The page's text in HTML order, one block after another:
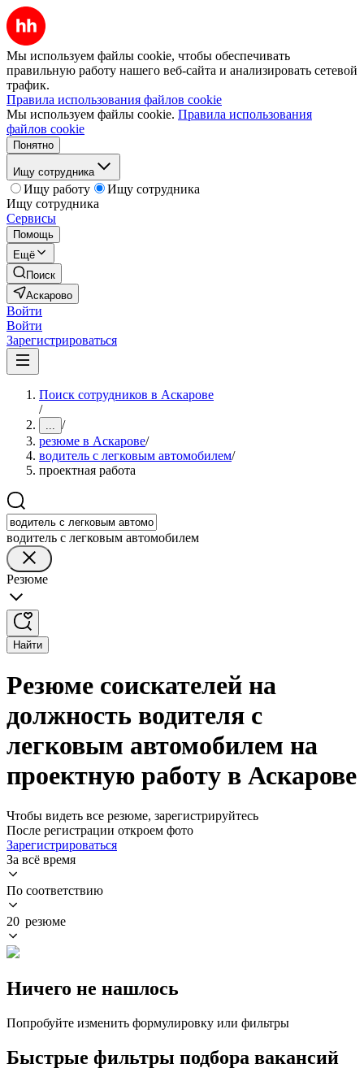
Мы используем файлы cookie, чтобы обеспечивать
правильную работу нашего веб-сайта и анализировать сетевой
трафик.
Правила использования файлов cookie
Мы используем файлы cookie. Правила использования
файлов cookie
Понятно
Ищу сотрудника
Ищу работу
Ищу сотрудника
Ищу сотрудника
Сервисы
Помощь
Ещё
Поиск
Аскарово
Войти
Войти
Зарегистрироваться
Поиск сотрудников в Аскарове
/
... /
резюме в Аскарове/
водитель с легковым автомобилем/
проектная работа
водитель с легковым автомобилем
Резюме
Найти
Резюме соискателей на
должность водителя с
легковым автомобилем на
проектную работу в Аскарове
Чтобы видеть все резюме, зарегистрируйтесь
После регистрации откроем фото
Зарегистрироваться
За всё время
По соответствию
20 резюме
Ничего не нашлось
Попробуйте изменить формулировку или фильтры
Быстрые фильтры подбора вакансий